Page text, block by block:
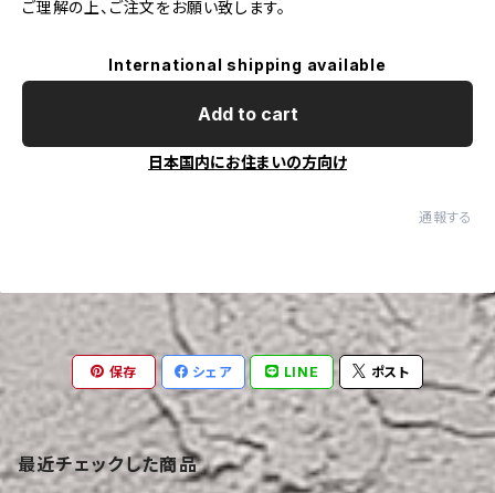
ご理解の上、ご注文をお願い致します。
International shipping available
Add to cart
日本国内にお住まいの方向け
通報する
保存 シェア LINE ポスト
最近チェックした商品